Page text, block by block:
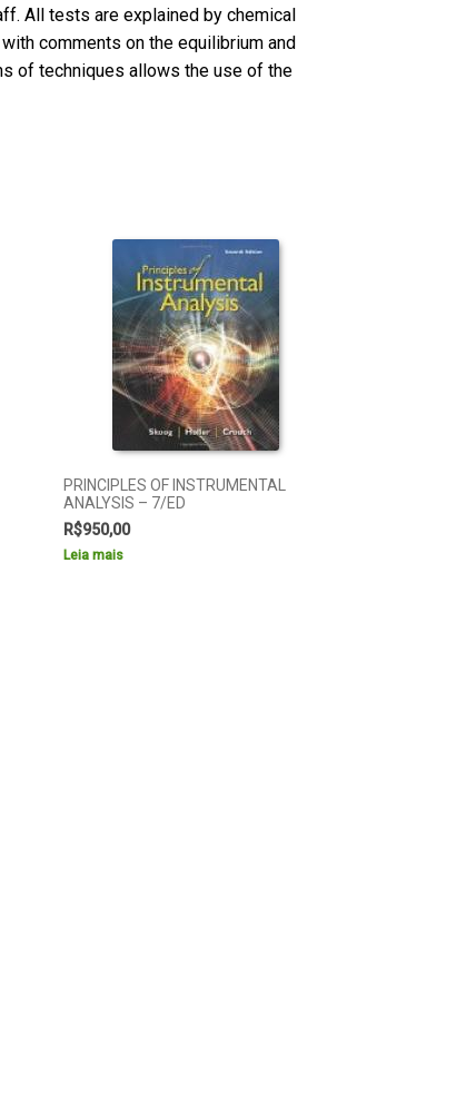
All tests are explained by chemical
comments on the equilibrium and
of techniques allows the use of the
PRINCIPLES OF INSTRUMENTAL
ANALYSIS – 7/ED
R$950,00
Leia mais